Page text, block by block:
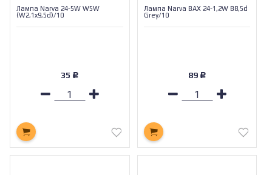
Лампа Narva 24-5W W5W
(W2,1x9,5d)/10
35 Р
Лампа Narva BAX 24-1,2W B8,5d
Grey/10
89 Р